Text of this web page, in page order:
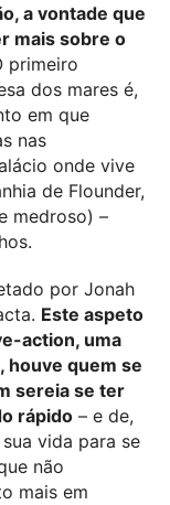
a vontade que
mais sobre o
primeiro
dos mares é,
em que
nas
onde vive
de Flounder,
medroso) –
por Jonah
Este aspeto
action, uma
houve quem se
sereia se ter
rápido – e de,
vida para se
não
mais em